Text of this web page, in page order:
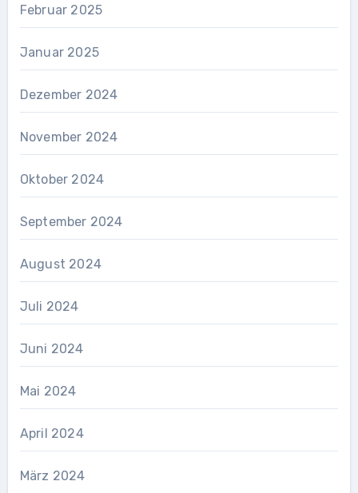
Februar 2025
Januar 2025
Dezember 2024
November 2024
Oktober 2024
September 2024
August 2024
Juli 2024
Juni 2024
Mai 2024
April 2024
März 2024